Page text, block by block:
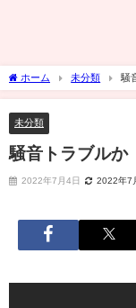
ホーム 未分類 騒
未分類
騒音トラブル
2022年7月4日 2022年7